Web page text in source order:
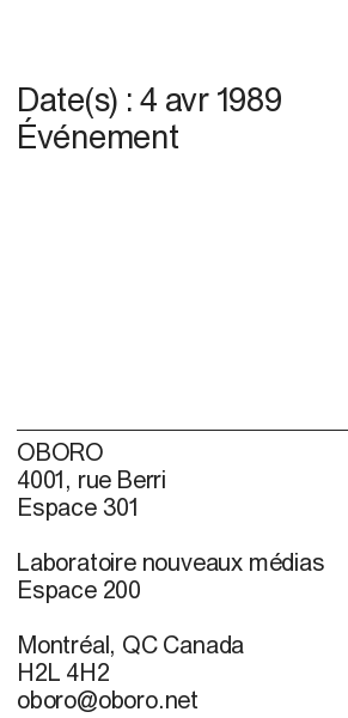
Date(s) :4 avr 1989
Événement
OBORO
4001, rue Berri
Espace 301
Laboratoire nouveaux médias
Espace 200
Montréal, QC Canada
H2L 4H2
oboro@oboro.net